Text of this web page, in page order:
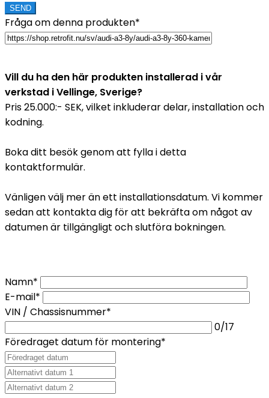
Fråga om denna produkten*
Vill du ha den här produkten installerad i vår
verkstad i Vellinge, Sverige?
Pris 25.000:- SEK, vilket inkluderar delar, installation och
kodning.
Boka ditt besök genom att fylla i detta
kontaktformulär.
Vänligen välj mer än ett installationsdatum. Vi kommer
sedan att kontakta dig för att bekräfta om något av
datumen är tillgängligt och slutföra bokningen.
Namn*
E-mail*
VIN / Chassisnummer*
0/17
Föredraget datum för montering*